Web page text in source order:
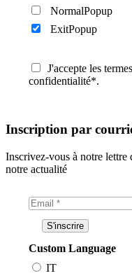
NormalPopup
ExitPopup
J'accepte les
confidentialité*.
Inscription par
Inscrivez-vous à notre lettre
notre actualité
Custom Language
IT